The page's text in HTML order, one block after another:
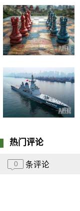
热门评论
0 条评论